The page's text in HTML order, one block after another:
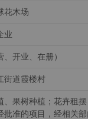
花木场
业
开业、在册）
街道霞楼村
、果树种植；花卉租
批准的项目，经相关